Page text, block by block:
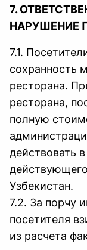
7.
НАРУШЕНИЕ
7.1.
сохранность
ресторана.
ресторана,
полную
действовать
Узбекистан.
7.2. За порчу
посетителя
из расчета